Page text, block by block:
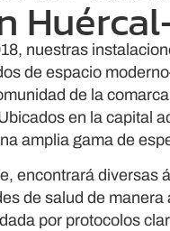
nuestras
de espacio
de la
en la capital
amplia gama de
encontrará diversas
de salud de manera
por protocolos